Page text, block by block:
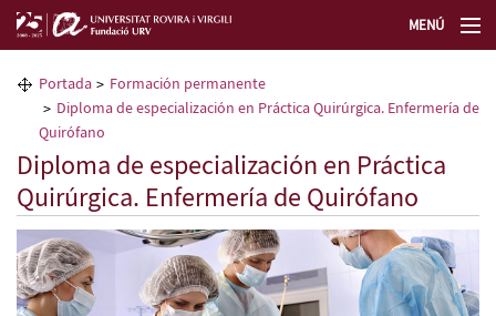
MENÚ
La Fundación URV
Formación permanente
Transferencia de tecnología
Selecciona un idioma
Portada
Formación permanente
Diploma de especialización en Práctica Quirúrgica. Enfermería de
Quirófano
Diploma de especialización en Práctica
Quirúrgica. Enfermería de Quirófano